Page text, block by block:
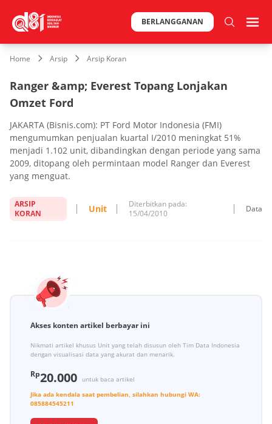
BERLANGGANAN
Home Arsip Arsip Koran
Ranger &amp; Everest Topang Lonjakan
Omzet Ford
JAKARTA (Bisnis.com): PT Ford Motor Indonesia (FMI)
mengumumkan penjualan kuartal I/2010 meningkat 51%
menjadi 1.102 unit, dibandingkan dengan periode yang sama
2009, ditopang oleh permintaan model Ranger dan Everest
yang menguat.
ARSIP
KORAN
Unit
Diterbitkan pada:
15/04/2010
Data
Akses konten artikel berbayar ini
Nikmati artikel khusus Unit yang telah disusun oleh Tim Data Indonesia
dengan visualisasi data yang akurat dan menarik.
Rp20.000
untuk baca artikel
Jika ada kendala saat pembelian, silahkan hubungi WA:
085884545211